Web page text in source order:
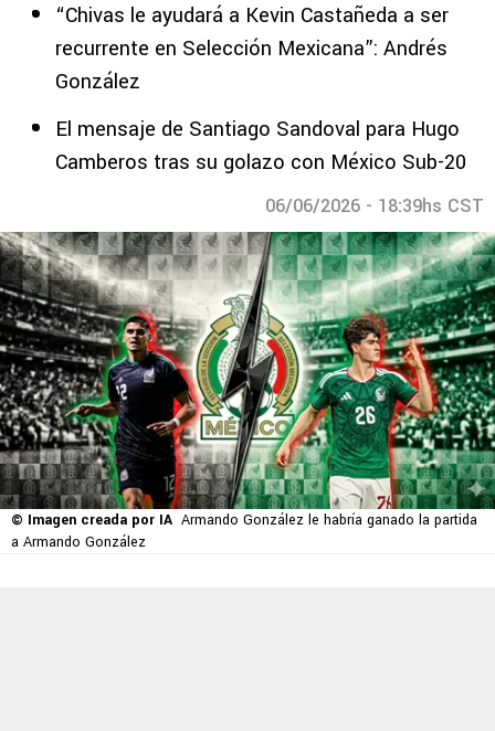
“Chivas le ayudará a Kevin Castañeda a ser
recurrente en Selección Mexicana”: Andrés
González
El mensaje de Santiago Sandoval para Hugo
Camberos tras su golazo con México Sub-20
06/06/2026 - 18:39hs CST
© Imagen creada por IA Armando González le habría ganado la partida
a Armando González